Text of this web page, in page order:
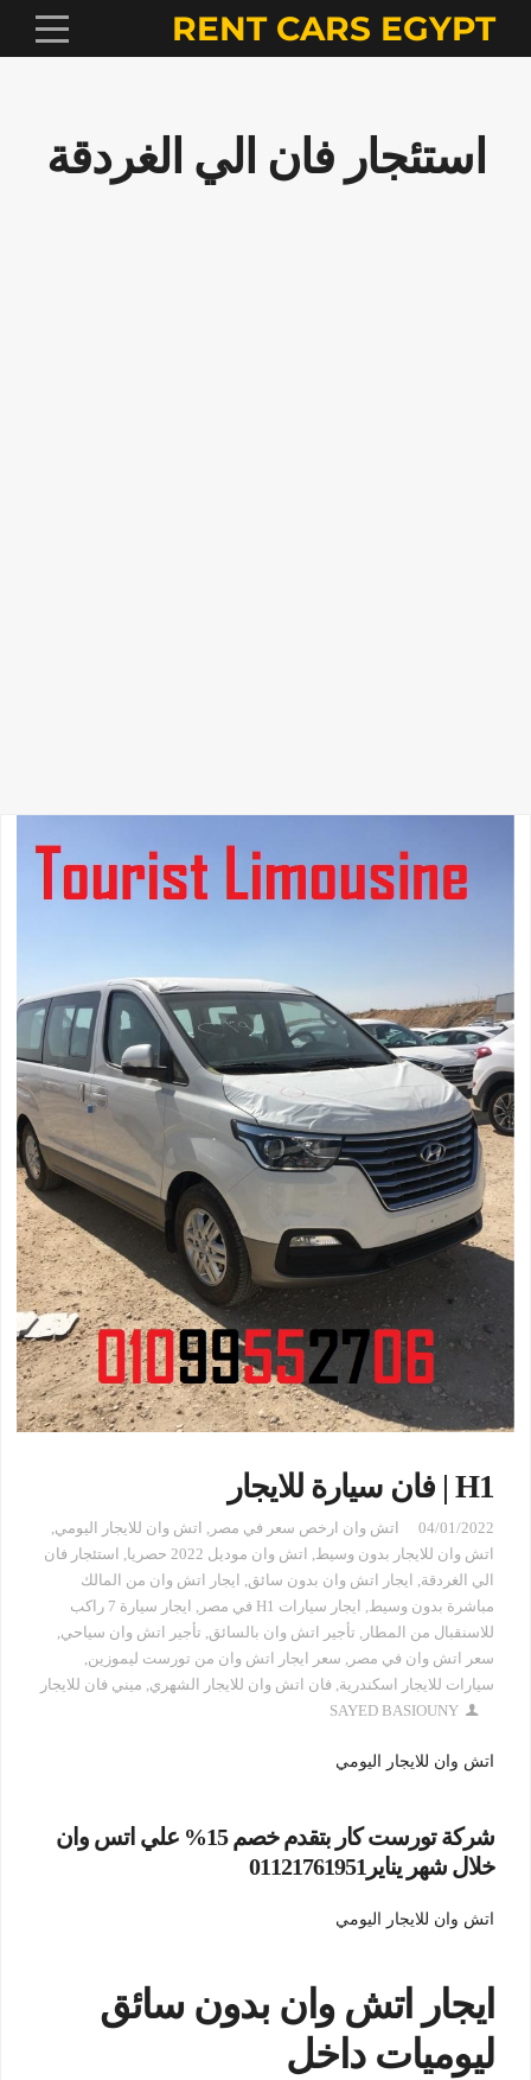
RENT CARS EGYPT
استئجار فان الي الغردقة
H1 | فان سيارة للايجار
04/01/2022 اتش وان ارخص سعر في مصر اتش وان للايجار اليومي
اتش وان للايجار بدون وسيط
اتش وان موديل 2022 حصريا
استئجار فان
الي الغردقة
ايجار اتش وان بدون سائق
ايجار اتش وان من المالك
مباشرة بدون وسيط
ايجار سيارات H1 في مصر
ايجار سيارة 7 راكب
للاسنقبال من المطار
تأجير اتش وان بالسائق تأجير اتش وان سياحي
سعر اتش وان في مصر
سعر ايجار اتش وان من تورست ليموزين
سيارات للايجار اسكندرية فان اتش وان للايجار الشهري ميني فان للايجار
SAYED BASIOUNY
اتش وان للايجار اليومي
شركة تورست كار بتقدم خصم 15% علي اتس وان
خلال شهر يناير01121761951
اتش وان للايجار اليومي
ايجار اتش وان بدون سائق
ليوميات داخل